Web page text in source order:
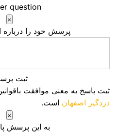
question
×
پرسش خود را درباره
ثبت
ثبت پاسخ به معنی موافقت
دزدگیر اصفهان است.
×
به این پرسش